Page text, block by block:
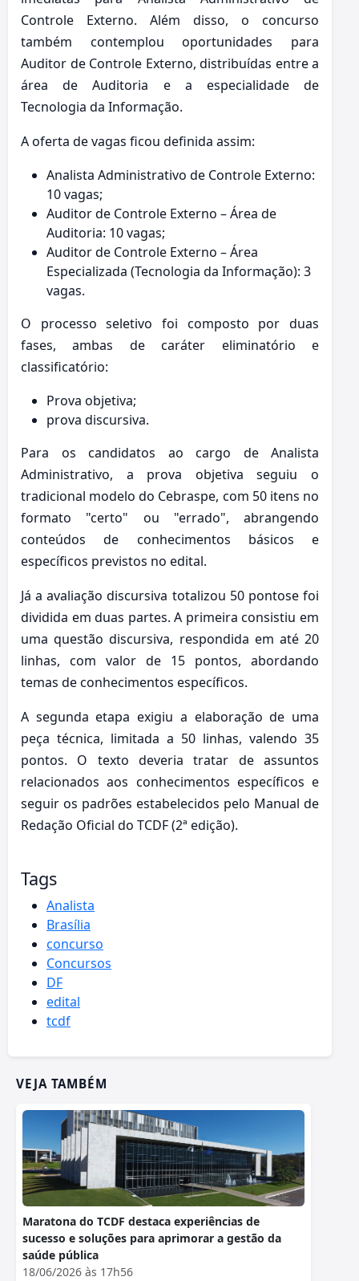
Controle Externo. Além disso, o concurso
também contemplou oportunidades para
Auditor de Controle Externo, distribuídas entre a
área de Auditoria e a especialidade de
Tecnologia da Informação.
A oferta de vagas ficou definida assim:
Analista Administrativo de Controle Externo:
10 vagas;
Auditor de Controle Externo – Área de
Auditoria: 10 vagas;
Auditor de Controle Externo – Área
Especializada (Tecnologia da Informação): 3
vagas.
O processo seletivo foi composto por duas
fases, ambas de caráter eliminatório e
classificatório:
Prova objetiva;
prova discursiva.
Para os candidatos ao cargo de Analista
Administrativo, a prova objetiva seguiu o
tradicional modelo do Cebraspe, com 50 itens no
formato "certo" ou "errado", abrangendo
conteúdos de conhecimentos básicos e
específicos previstos no edital.
Já a avaliação discursiva totalizou 50 pontose foi
dividida em duas partes. A primeira consistiu em
uma questão discursiva, respondida em até 20
linhas, com valor de 15 pontos, abordando
temas de conhecimentos específicos.
A segunda etapa exigiu a elaboração de uma
peça técnica, limitada a 50 linhas, valendo 35
pontos. O texto deveria tratar de assuntos
relacionados aos conhecimentos específicos e
seguir os padrões estabelecidos pelo Manual de
Redação Oficial do TCDF (2ª edição).
Tags
Analista
Brasília
concurso
Concursos
DF
edital
tcdf
VEJA TAMBÉM
Maratona do TCDF destaca experiências de
sucesso e soluções para aprimorar a gestão da
saúde pública
18/06/2026 às 17h56